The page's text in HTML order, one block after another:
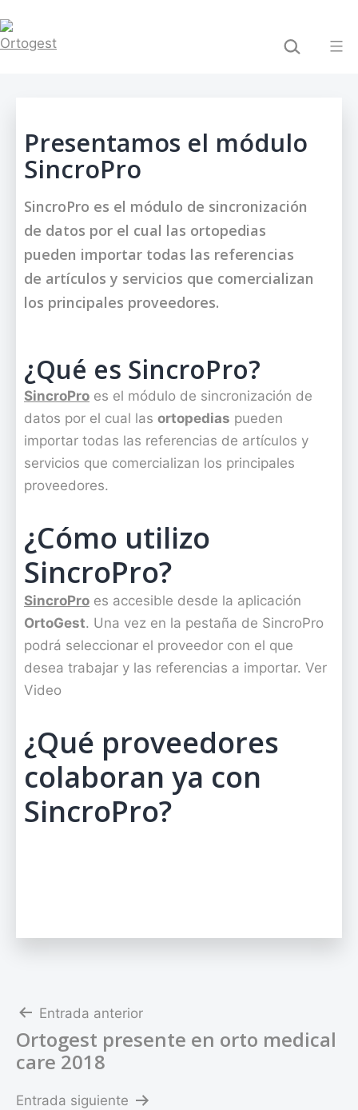
al
contenido
Presentamos el módulo
SincroPro
SincroPro es el módulo de sincronización
de datos por el cual las ortopedias
pueden importar todas las referencias
de artículos y servicios que comercializan
los principales proveedores.
¿Qué es SincroPro?
SincroPro es el módulo de sincronización de
datos por el cual las ortopedias pueden
importar todas las referencias de artículos y
servicios que comercializan los principales
proveedores.
¿Cómo utilizo
SincroPro?
SincroPro es accesible desde la aplicación
OrtoGest. Una vez en la pestaña de SincroPro
podrá seleccionar el proveedor con el que
desea trabajar y las referencias a importar. Ver
Video
¿Qué proveedores
colaboran ya con
SincroPro?
Navegación
de
entradas
Entrada anterior
Ortogest presente en orto medical
care 2018
Entrada siguiente